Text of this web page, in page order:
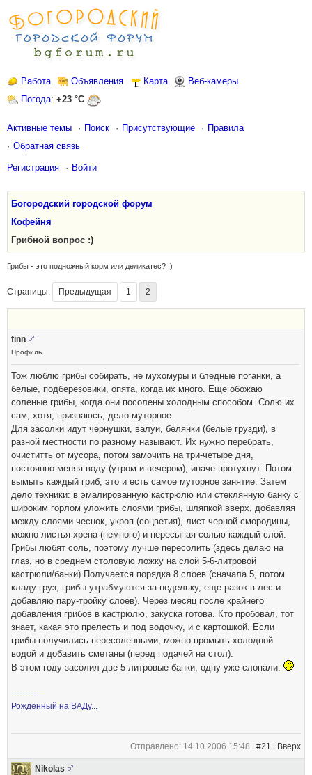
Работа Объявления Карта
Веб-камеры
Погода: +23 °C
Активные темы Поиск Присутствующие
Правила
Обратная связь
Регистрация Войти
Богородский городской форум
Кофейня
Грибной вопрос :)
Грибы - это подножный корм или деликатес? ;)
Страницы: Предыдущая 1 2
finn
Профиль
Тож люблю грибы собирать, не мухомуры и бледные поганки, а
белые, подберезовики, опята, когда их много. Еще обожаю
соленые грибы, когда они посолены холодным способом. Солю их
сам, хотя, признаюсь, дело муторное.
Для засолки идут чернушки, валуи, белянки (белые грузди), в
разной местности по разному называют. Их нужно перебрать,
очиститть от мусора, потом замочить на три-четыре дня,
постоянно меняя воду (утром и вечером), иначе протухнут. Потом
вымыть каждый гриб, это и есть самое муторное занятие. Затем
дело техники: в эмалированную кастрюлю или стеклянную банку с
широким горлом уложить слоями грибы, шляпкой вверх, добавляя
между слоями чеснок, укроп (соцветия), лист черной смородины,
можно листья хрена (немного) и пересыпая солью каждый слой.
Грибы любят соль, поэтому лучше пересолить (здесь делаю на
глаз, но в среднем столовую ложку на слой 5-6-литровой
кастрюли/банки) Получается порядка 8 слоев (сначала 5, потом
кладу груз, грибы утрабмуются за недельку, еще разок в лес и
добавляю пару-тройку слоев). Через месяц после крайнего
добавления грибов в кастрюлю, закуска готова. Кто пробовал, тот
знает, какая это прелесть и под водочку, и с картошкой. Если
грибы получились пересоленными, можно промыть холодной
водой и добавить сметаны (перед подачей на стол).
В этом году засолил две 5-литровые банки, одну уже слопали.
----------
Рожденный на ВАДу...
Отправлено: 14.10.2006 15:48 | #21 Вверх
Nikolas